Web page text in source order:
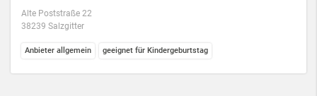
Alte Poststraße 22
38239 Salzgitter
Anbieter allgemein geeignet für Kindergeburtstag